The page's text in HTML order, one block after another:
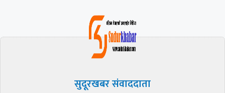
सुदूरखबर संवाददाता